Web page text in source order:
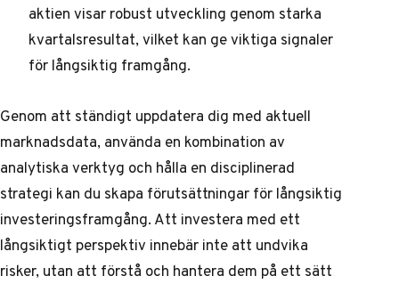
aktien visar robust utveckling genom starka
kvartalsresultat, vilket kan ge viktiga signaler
för långsiktig framgång.
Genom att ständigt uppdatera dig med aktuell
marknadsdata, använda en kombination av
analytiska verktyg och hålla en disciplinerad
strategi kan du skapa förutsättningar för långsiktig
investeringsframgång. Att investera med ett
långsiktigt perspektiv innebär inte att undvika
risker, utan att förstå och hantera dem på ett sätt